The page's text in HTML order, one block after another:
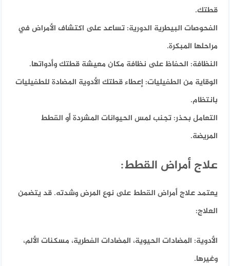
قطتك.
الفحوصات البيطرية الدورية: تساعد على اكتشاف الأمراض في
مراحلها المبكرة.
النظافة: الحفاظ على نظافة مكان معيشة قطتك وأدواتها.
الوقاية من الطفيليات: إعطاء قطتك الأدوية المضادة للطفيليات
بانتظام.
التعامل بحذر: تجنب لمس الحيوانات المشردة أو القطط
المريضة.
علاج أمراض القطط:
يعتمد علاج أمراض القطط على نوع المرض وشدته. قد يتضمن
العلاج:
الأدوية: المضادات الحيوية، المضادات الفطرية، مسكنات الألم،
وغيرها.